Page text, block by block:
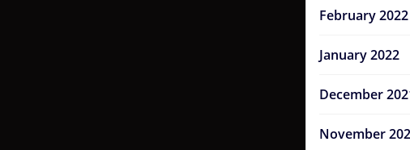
February 2022
January 2022
December
November